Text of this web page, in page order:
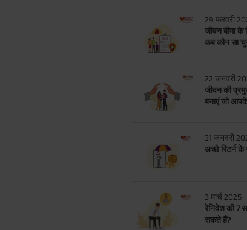
29 फरवरी
जीवन बीमा के
कब कौन सा
22 जनवरी
जीवन की
बनाएं जो आपके
31 जनवरी
अच्छे रिटर्न के
3 मार्च 2025
रेनिवेश की 7
सकते हैं?